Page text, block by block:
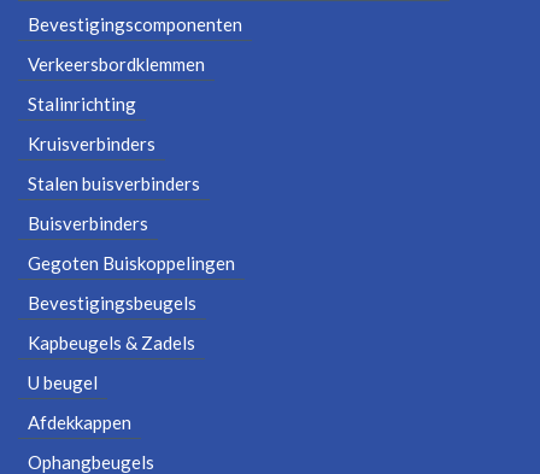
Bevestigingscomponenten
Verkeersbordklemmen
Stalinrichting
Kruisverbinders
Stalen buisverbinders
Buisverbinders
Gegoten Buiskoppelingen
Bevestigingsbeugels
Kapbeugels & Zadels
U beugel
Afdekkappen
Ophangbeugels